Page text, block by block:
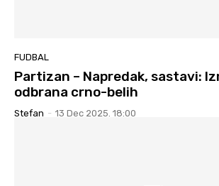
FUDBAL
Partizan – Napredak, sastavi:
odbrana crno-belih
Stefan - 13 Dec 2025. 18:00